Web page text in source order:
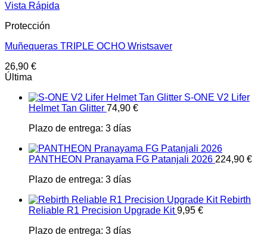
Vista Rápida
Protección
Muñequeras TRIPLE OCHO Wristsaver
26,90 €
Última
S-ONE V2 Lifer
Helmet Tan Glitter 74,90 €
Plazo de entrega: 3 días
PANTHEON Pranayama FG Patanjali 2026 224,90 €
Plazo de entrega: 3 días
Rebirth
Reliable R1 Precision Upgrade Kit 9,95 €
Plazo de entrega: 3 días